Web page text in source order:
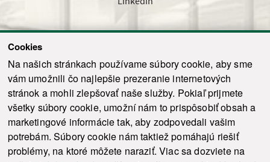
Cookies
Na našich stránkach používame súbory cookie, aby sme
vám umožnili čo najlepšie prezeranie internetových
stránok a mohli zlepšovať naše služby. Pokiaľ prijmete
všetky súbory cookie, umožní nám to prispôsobiť obsah a
marketingové informácie tak, aby zodpovedali vašim
potrebám. Súbory cookie nám taktiež pomáhajú riešiť
problémy, na ktoré môžete naraziť. Viac sa dozviete na
Odoslať